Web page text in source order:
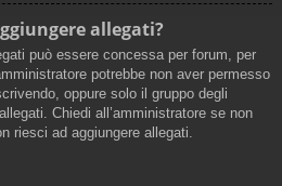
allegati?
può essere concessa per forum, per
potrebbe non aver permesso
oppure solo il gruppo degli
Chiedi all’amministratore se non
riesci ad aggiungere allegati.